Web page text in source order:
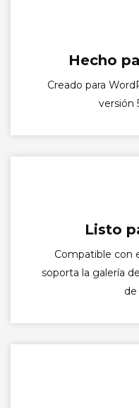
Hecho
Creado para
versión
Listo
Compatible con
soporta la galería